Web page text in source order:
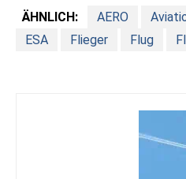
ÄHNLICH: AERO
ESA
Flieger Flug